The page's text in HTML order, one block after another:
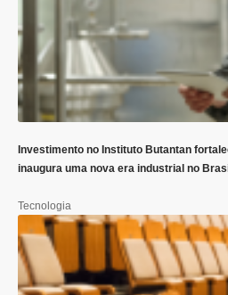
Investimento no Instituto Butantan
inaugura uma nova era industrial no
Tecnologia